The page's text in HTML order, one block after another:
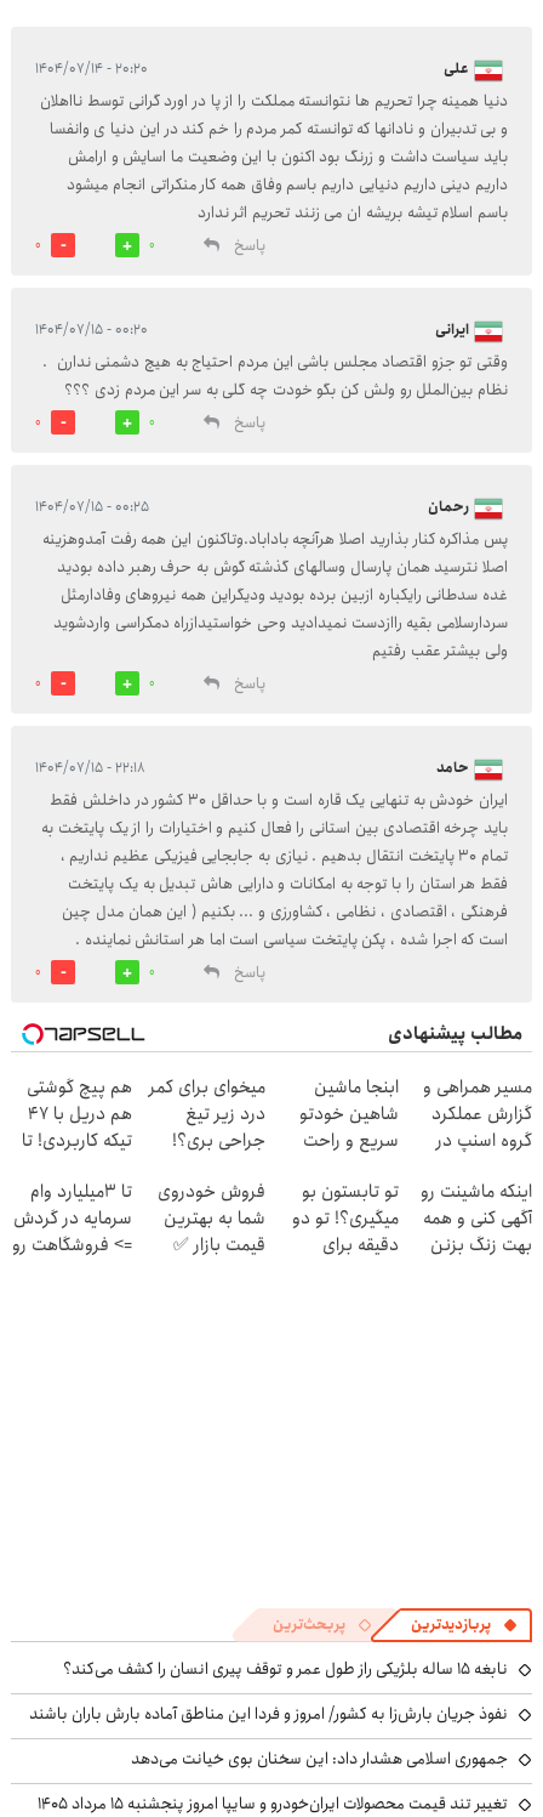
علی ۲۰:۲۰ - ۱۴۰۴/۰۷/۱۴
دنیا همینه چرا تحریم ها نتوانسته مملکت را از پا در اورد گرانی توسط نااهلان
و بی تدبیران و نادانها که توانسته کمر مردم را خم کند در این دنیا ی وانفسا
باید سیاست داشت و زرنگ بود اکنون با این وضعیت ما اسایش و ارامش
داریم دینی داریم دنیایی داریم باسم وفاق همه کار منکراتی انجام میشود
باسم اسلام تیشه بریشه ان می زنند تحریم اثر ندارد
پاسخ
0
0
ایرانی ۰۰:۲۰ - ۱۴۰۴/۰۷/۱۵
وقتی تو جزو اقتصاد مجلس باشی این مردم احتیاج به هیچ دشمنی ندارن ‌ .
نظام بین‌الملل رو ولش کن بگو خودت چه گلی به سر این مردم زدی ؟؟؟
پاسخ
0
0
رحمان ۰۰:۲۵ - ۱۴۰۴/۰۷/۱۵
پس مذاکره کنار بذارید اصلا هرآنچه باداباد.وتاکنون این همه رفت آمدوهزینه
اصلا نترسید همان پارسال وسالهای گذشته گوش به حرف رهبر داده بودید
غده سدطانی رایکباره ازبین برده بودید ودیگراین همه نیروهای وفادارمثل
سردارسلامی بقیه راازدست نمیدادید وحی خواستیدازراه دمکراسی واردشوید
ولی بیشتر عقب رفتیم
پاسخ
0
0
حامد ۲۲:۱۸ - ۱۴۰۴/۰۷/۱۵
ایران خودش به تنهایی یک قاره است و با حداقل ۳۰ کشور در داخلش فقط
باید چرخه اقتصادی بین استانی را فعال کنیم و اختیارات را از یک پایتخت به
تمام ۳۰ پایتخت انتقال بدهیم . نیازی به جابجایی فیزیکی عظیم نداریم ،
فقط هر استان را با توجه به امکانات و دارایی هاش تبدیل به یک پایتخت
فرهنگی ، اقتصادی ، نظامی ، کشاورزی و ... بکنیم ( این همان مدل چین
است که اجرا شده ، پکن پایتخت سیاسی است اما هر استانش نماینده .
پاسخ
0
0
مطالب پیشنهادی
مسیر همراهی و
گزارش عملکرد
گروه اسنپ در
ابنجا ماشین
شاهین خودتو
سریع و راحت
میخوای برای کمر
درد زیر تیغ
جراحی بری؟!
پر کن◖
هم پیچ گوشتی
هم دریل با 47
تیکه کاربردی! تا
بخرش!🔥
اینکه ماشینت رو
آگهی کنی و همه
بهت زنگ بزنن
تو تابستون بو
میگیری؟! تو دو
دقیقه برای
فروش خودروی
شما به بهترین
قیمت بازار ✅
تا 3میلیارد وام
سرمایه در گردش
=> فروشگاهت رو
پربازدیدترین پربحث‌ترین
نابغه ۱۵ ساله بلژیکی راز طول عمر و توقف پیری انسان را کشف می‌کند؟
نفوذ جریان بارش‌زا به کشور/ امروز و فردا این مناطق آماده بارش باران باشند
جمهوری اسلامی هشدار داد: این سخنان بوی خیانت می‌دهد
تغییر تند قیمت محصولات ایران‌خودرو و سایپا امروز پنجشنبه ۱۵ مرداد ۱۴۰۵